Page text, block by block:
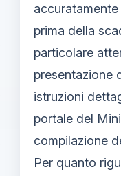
prima della
particolare
presentazione
istruzioni
portale del
compilazione
Per quanto